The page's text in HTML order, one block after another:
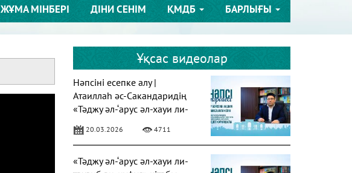
ЖҰМА МІНБЕРІ ДІНИ СЕНІМ ҚМДБ БАРЛЫҒЫ
Ұқсас видеолар
Нәпсіні есепке алу |
Атаиллаһ әс-Сакандаридің
«Тәджу әл-‘арус әл-хауи ли-
20.03.2026 4711
«Тәджу әл-‘арус әл-хауи ли-